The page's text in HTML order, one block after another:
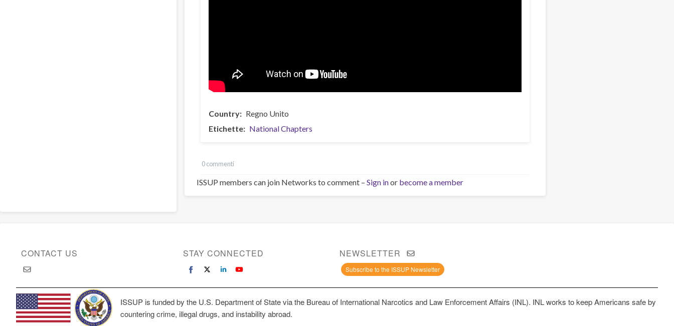
Country
Regno Unito
Etichette
National Chapters
0 commenti
ISSUP members can join Networks to comment – Sign inor become a member
CONTACT US STAY CONNECTED NEWSLETTER
Subscribe to the ISSUP Newsletter
ISSUP is funded by the U.S. Department of State via the Bureau of International Narcotics and Law Enforcement Affairs (INL). INL works to keep Americans safe by
countering crime, illegal drugs, and instability abroad.